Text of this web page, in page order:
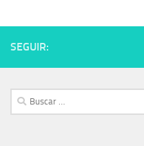
SEGUIR:
Buscar: